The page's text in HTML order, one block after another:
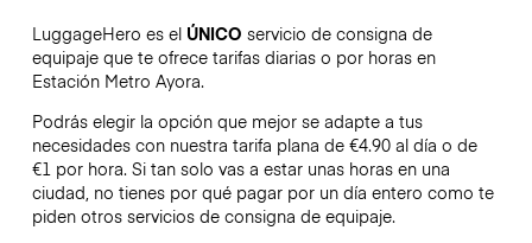
LuggageHero es el ÚNICO servicio de consigna de
equipaje que te ofrece tarifas diarias o por horas en
Estación Metro Ayora.
Podrás elegir la opción que mejor se adapte a tus
necesidades con nuestra tarifa plana de €4.90 al día o de
€1 por hora. Si tan solo vas a estar unas horas en una
ciudad, no tienes por qué pagar por un día entero como te
piden otros servicios de consigna de equipaje.